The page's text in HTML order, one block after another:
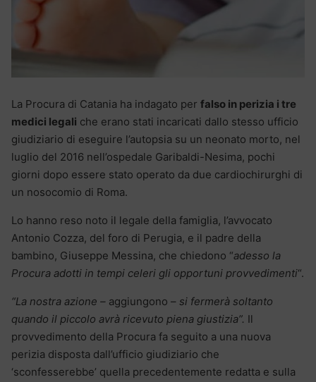
La Procura di Catania ha indagato per falso in perizia i tre
medici legali che erano stati incaricati dallo stesso ufficio
giudiziario di eseguire l’autopsia su un neonato morto, nel
luglio del 2016 nell’ospedale Garibaldi-Nesima, pochi
giorni dopo essere stato operato da due cardiochirurghi di
un nosocomio di Roma.
Lo hanno reso noto il legale della famiglia, l’avvocato
Antonio Cozza, del foro di Perugia, e il padre della
bambino, Giuseppe Messina, che chiedono “adesso la
Procura adotti in tempi celeri gli opportuni provvedimenti“.
“La nostra azione – aggiungono – si fermerà soltanto
quando il piccolo avrà ricevuto piena giustizia”. Il
provvedimento della Procura fa seguito a una nuova
perizia disposta dall’ufficio giudiziario che
‘sconfesserebbe’ quella precedentemente redatta e sulla